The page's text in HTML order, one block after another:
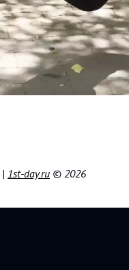
| 1st-day.ru © 2026